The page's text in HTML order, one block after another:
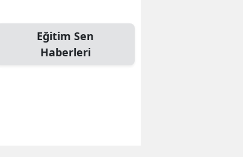
Eğitim Sen
Haberleri